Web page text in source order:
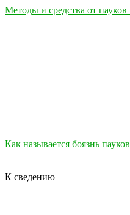
Методы и средства от
Как называется боязнь
К сведению